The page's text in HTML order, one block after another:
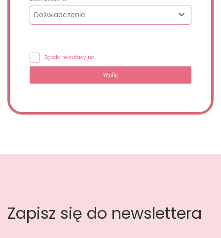
Doświadczenie
Zgoda rekrutacyjna.
Wyślij
Zapisz się do newslettera